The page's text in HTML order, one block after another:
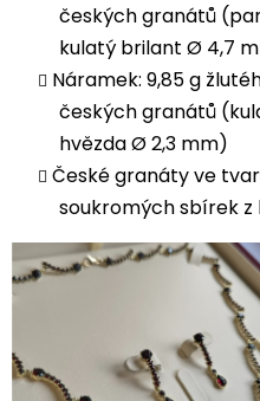
českých granátů
kulatý brilant Ø 4,7
Náramek: 9,85 g
českých granátů
hvězda Ø 2,3 mm)
České granáty ve
soukromých sbírek z